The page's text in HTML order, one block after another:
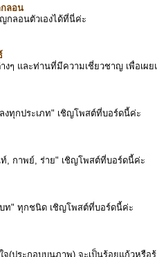
ลอน
กลอนตัวเองได้ที่นี่ค่ะ
งๆ และท่านที่มีความเชี่ยวชาญ เพื่อเผ
งทุกประเภท" เชิญโพสต์ที่บอร์ดนี้ค่ะ
, กาพย์, ร่าย" เชิญโพสต์ที่บอร์ดนี้ค่ะ
ท" ทุกชนิด เชิญโพสต์ที่บอร์ดนี้ค่ะ
(ประกอบบนภาพ) จะเป็นร้อยแก้วหรือ